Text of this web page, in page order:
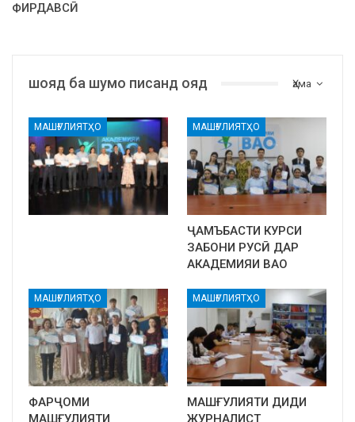
ФИРДАВСӢ
Ҳама
шояд ба шумо писанд ояд
МАШҒУЛИЯТҲО МАШҒУЛИЯТҲО
ҶАМЪБАСТИ КУРСИ
ЗАБОНИ РУСӢ ДАР
АКАДЕМИЯИ ВАО
МАШҒУЛИЯТҲО
ФАРҶОМИ
МАШҒУЛИЯТИ
МАШҒУЛИЯТҲО
МАШҒУЛИЯТИ ДИДИ
ЖУРНАЛИСТ